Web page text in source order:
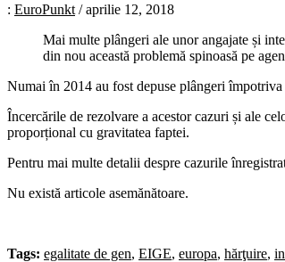
: EuroPunkt /aprilie 12, 2018
Mai multe plângeri ale unor angajate și
din nou această problemă spinoasă pe
Numai în 2014 au fost depuse plângeri
Încercările de rezolvare a acestor cazuri și ale
proporțional cu gravitatea faptei.
Pentru mai multe detalii despre cazurile
Nu există articole asemănătoare.
Tags: egalitate de gen, EIGE, europa, hărţuire,